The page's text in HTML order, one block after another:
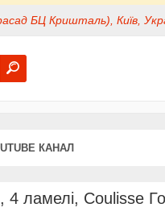
БЦ Кришталь), Київ,
КАНАЛ
4 ламелі, Coulisse